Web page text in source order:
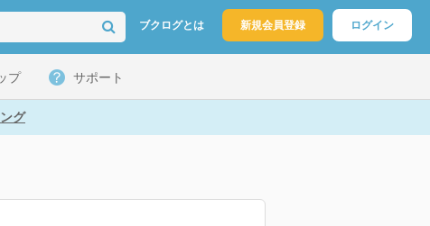
ブクログとは 新規会員登録 ログイン
プ サポート
グ